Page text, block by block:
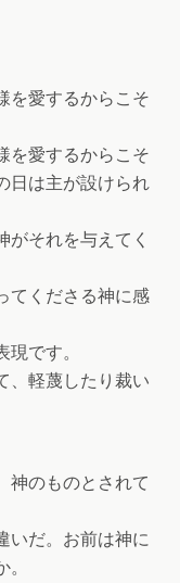
を愛するからこそ
を愛するからこそ
日は主が設けられ
それを与えてく
てくださる神に感
です。
、軽蔑したり裁い
神のものとされて
いだ。お前は神に